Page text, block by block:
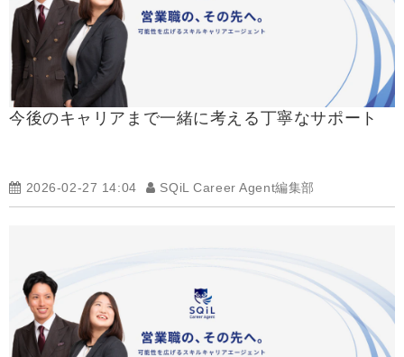
今後のキャリアまで一緒に考える丁寧なサポート
2026-02-27 14:04 SQiL Career Agent編集部